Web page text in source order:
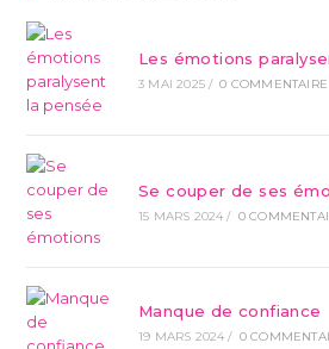
Les émotions
3 MAI 2025 / 0 COMMENTAIRE
Se couper de ses
15 MARS 2024 / 0
Manque de confiance
19 MARS 2024 / 0